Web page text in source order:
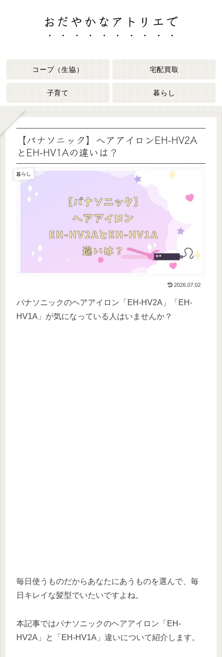
おだやかなアトリエで
コープ（生協） 宅配買取
子育て 暮らし
【パナソニック】へアアイロンEH-HV2A
とEH-HV1Aの違いは？
暮らし
2026.07.02
パナソニックのヘアアイロン「EH-HV2A」「EH-
HV1A」が気になっている人はいませんか？
毎日使うものだからあなたにあうものを選んで、毎
日キレイな髪型でいたいですよね。
本記事ではパナソニックのヘアアイロン「EH-
HV2A」と「EH-HV1A」違いについて紹介します。